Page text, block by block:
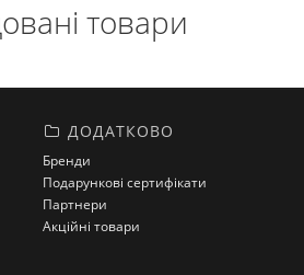
товари
ДОДАТКОВО
Бренди
Подарункові сертифікати
Партнери
Акційні товари